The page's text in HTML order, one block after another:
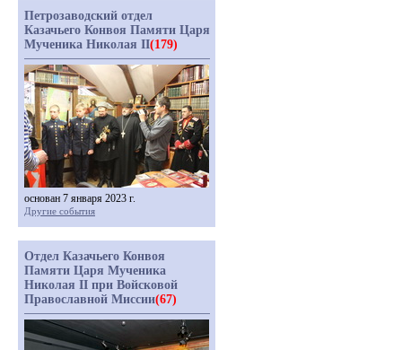
Петрозаводский отдел
Казачьего Конвоя Памяти Царя
Мученика Николая II(179)
основан 7 января 2023 г.
Другие события
Отдел Казачьего Конвоя
Памяти Царя Мученика
Николая II при Войсковой
Православной Миссии(67)